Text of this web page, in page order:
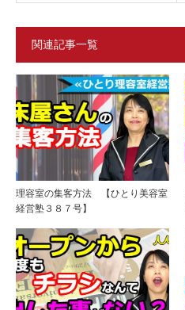
関連記事一覧
理容室の集客方法 【ひとり美容室
経営塾３８７号】